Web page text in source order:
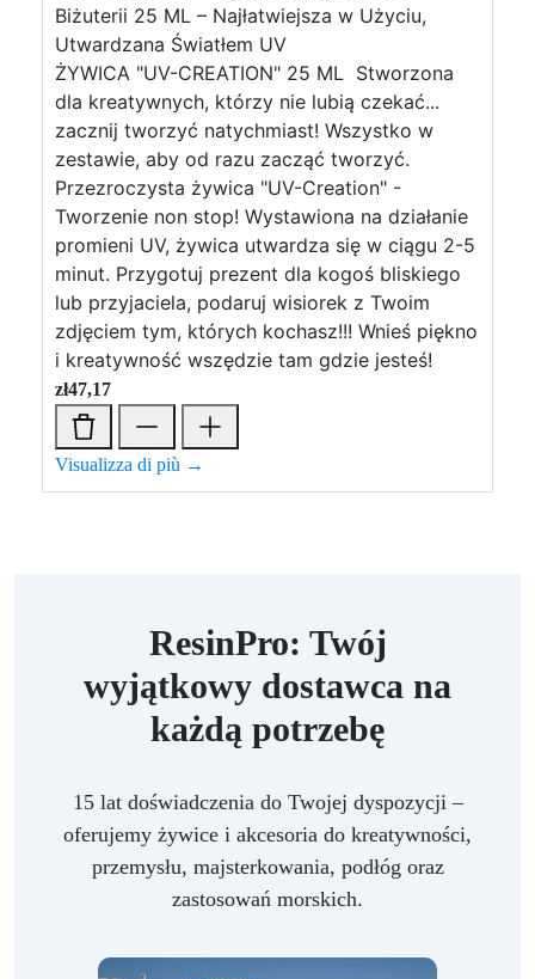
Biżuterii 25 ML – Najłatwiejsza w Użyciu,
Utwardzana Światłem UV
ŻYWICA "UV-CREATION" 25 ML Stworzona
dla kreatywnych, którzy nie lubią czekać...
zacznij tworzyć natychmiast! Wszystko w
zestawie, aby od razu zacząć tworzyć.
Przezroczysta żywica "UV-Creation" -
Tworzenie non stop! Wystawiona na działanie
promieni UV, żywica utwardza się w ciągu 2-5
minut. Przygotuj prezent dla kogoś bliskiego
lub przyjaciela, podaruj wisiorek z Twoim
zdjęciem tym, których kochasz!!! Wnieś piękno
i kreatywność wszędzie tam gdzie jesteś!
zł47,17
Visualizza di più →
ResinPro: Twój
wyjątkowy dostawca na
każdą potrzebę
15 lat doświadczenia do Twojej dyspozycji –
oferujemy żywice i akcesoria do kreatywności,
przemysłu, majsterkowania, podłóg oraz
zastosowań morskich.